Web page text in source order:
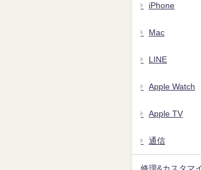
iPhone
Mac
LINE
Apple Watch
Apple TV
通信
修理&カスタマ